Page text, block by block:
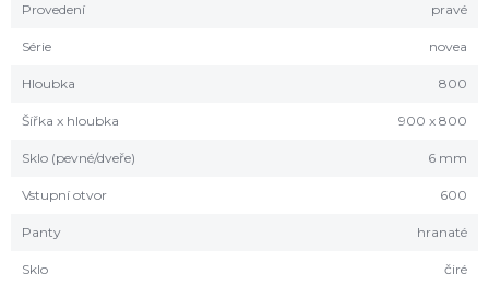
Provedení pravé
Série novea
Hloubka 800
Šířka x hloubka 900 x 800
Sklo (pevné/dveře) 6 mm
Vstupní otvor 600
Panty hranaté
Sklo čiré